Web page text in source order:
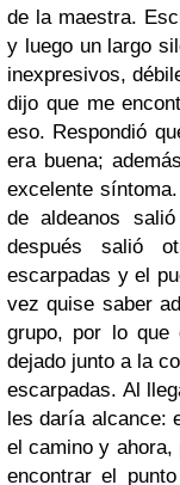
de la maestra.
y luego un largo
inexpresivos,
dijo que me
eso. Respondió
era buena;
excelente
de aldeanos
después salió
escarpadas y el
vez quise saber
grupo, por lo que
dejado junto a la
escarpadas. Al
les daría alcance:
el camino y
encontrar el